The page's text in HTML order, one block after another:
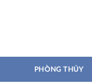
PHÒNG THỦY